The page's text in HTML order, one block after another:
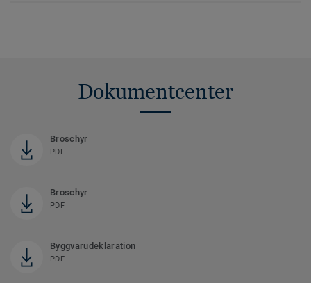
Dokumentcenter
Broschyr
PDF
Broschyr
PDF
Byggvarudeklaration
PDF